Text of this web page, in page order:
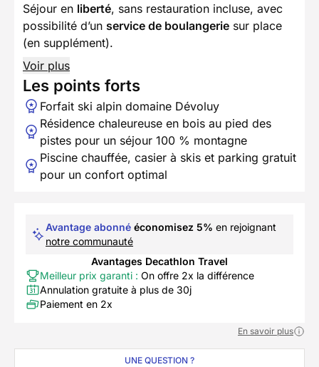
Séjour en liberté, sans restauration incluse, avec
possibilité d’un service de boulangerie sur place
(en supplément).
Voir plus
Les points forts
Forfait ski alpin domaine Dévoluy
Résidence chaleureuse en bois au pied des
pistes pour un séjour 100 % montagne
Piscine chauffée, casier à skis et parking gratuit
pour un confort optimal
Avantage abonné économisez 5% en rejoignant
notre communauté
Avantages Decathlon Travel
Meilleur prix garanti : On offre 2x la différence
Annulation gratuite à plus de 30j
Paiement en 2x
En savoir plus
UNE QUESTION ?